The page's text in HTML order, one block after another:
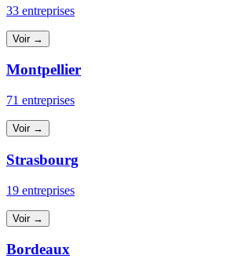
33 entreprises
Voir →
Montpellier
71 entreprises
Voir →
Strasbourg
19 entreprises
Voir →
Bordeaux